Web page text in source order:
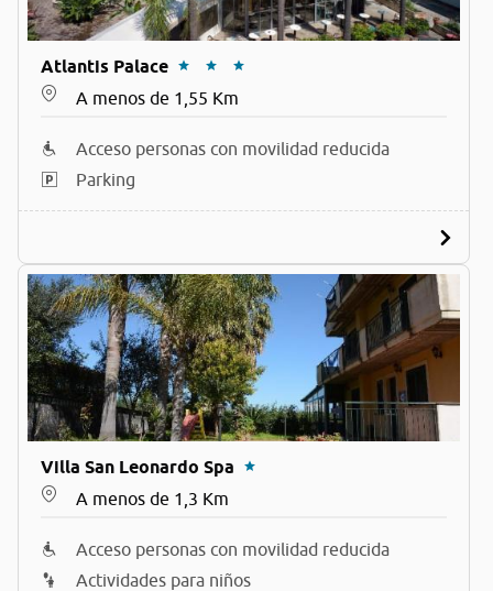
Atlantis Palace
A menos de 1,55 Km
Acceso personas con movilidad reducida
Parking
Villa San Leonardo Spa
A menos de 1,3 Km
Acceso personas con movilidad reducida
Actividades para niños